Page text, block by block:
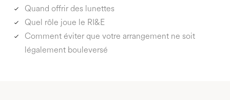
Quand offrir des lunettes
Quel rôle joue le RI&E
Comment éviter que votre arrangement ne soit
légalement bouleversé